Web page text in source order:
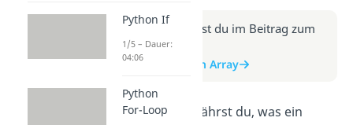
Weitere Infos erhältst du im Beitrag zum
Video
zum Beitrag: Python Array
In diesem Video erfährst du, was ein
Python If
1/5 – Dauer:
04:06
Python
For-Loop